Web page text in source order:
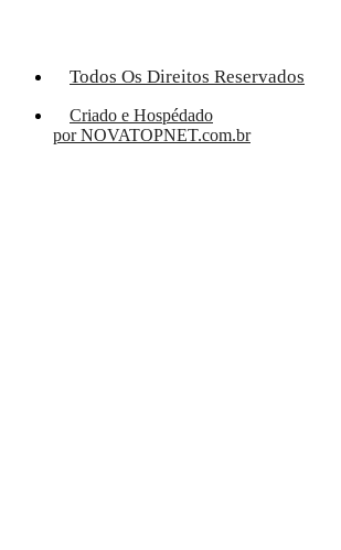
Todos Os Direitos Reservados
Criado e Hospédado
por NOVATOPNET.com.br